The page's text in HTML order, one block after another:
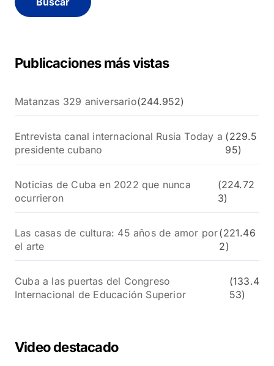
a
Publicaciones más vistas
Matanzas 329 aniversario(244.952)
Entrevista canal internacional Rusia Today a
presidente cubano
(229.5
95)
Noticias de Cuba en 2022 que nunca
ocurrieron
(224.72
3)
Las casas de cultura: 45 años de amor por
el arte
(221.46
2)
Cuba a las puertas del Congreso
Internacional de Educación Superior
(133.4
53)
Video destacado